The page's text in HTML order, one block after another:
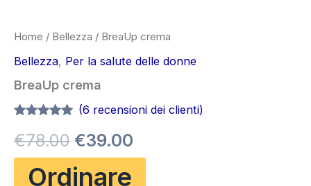
Home / Bellezza / BreaUp crema
Bellezza, Per la salute delle donne
BreaUp crema
su 5 su
base di
recensioni
(6 recensioni dei clienti)
€78.00 Il
prezzo
€39.00
Ordinare